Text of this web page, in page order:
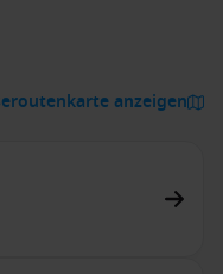
anzeigen